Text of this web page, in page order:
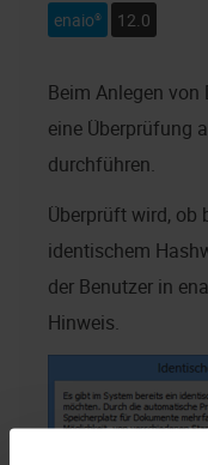
enaio® 12.0
Beim Anlegen
eine Überprüfung
durchführen.
Überprüft wird, ob
identischem
der Benutzer in
Hinweis.